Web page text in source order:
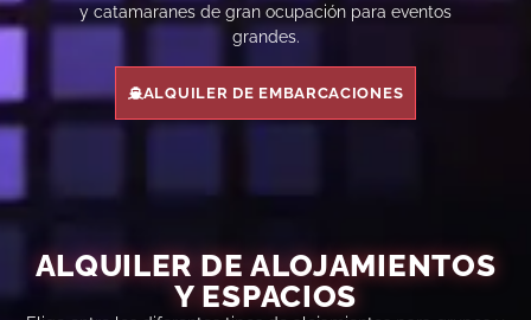
y catamaranes de gran ocupación para eventos
grandes.
ALQUILER DE EMBARCACIONES
ALQUILER DE ALOJAMIENTOS
Y ESPACIOS